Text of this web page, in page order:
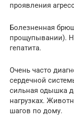
проявления
Болезненная
прощупывании).
гепатита.
Очень часто
сердечной
сильная одышка
нагрузках.
шагов по дому.